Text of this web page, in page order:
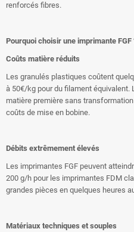
renforcés fibres.
Pourquoi choisir une imprimante FGF
Coûts matière réduits
Les granulés plastiques coûtent
à 50€/kg pour du filament équivalent.
matière première sans
coûts de mise en bobine.
Débits extrêmement élevés
Les imprimantes FGF peuvent
200 g/h pour les imprimantes FDM
grandes pièces en quelques heures
Matériaux techniques et souples